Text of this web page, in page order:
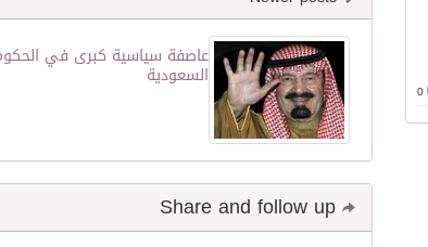
عاصفة سياسية كبرى في
السعودية